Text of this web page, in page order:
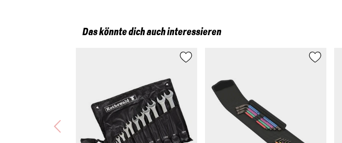
Das könnte dich auch interessieren